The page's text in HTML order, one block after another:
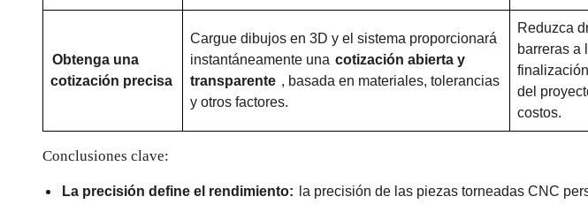
Obtenga una
cotización precisa
Cargue dibujos en 3D y el sistema proporcionará
instantáneamente una cotización abierta y
transparente , basada en materiales, tolerancias
y otros factores.
Reduzca
barreras a
del
costos.
Conclusiones clave:
La precisión define el rendimiento:
la precisión de las piezas torneadas CNC